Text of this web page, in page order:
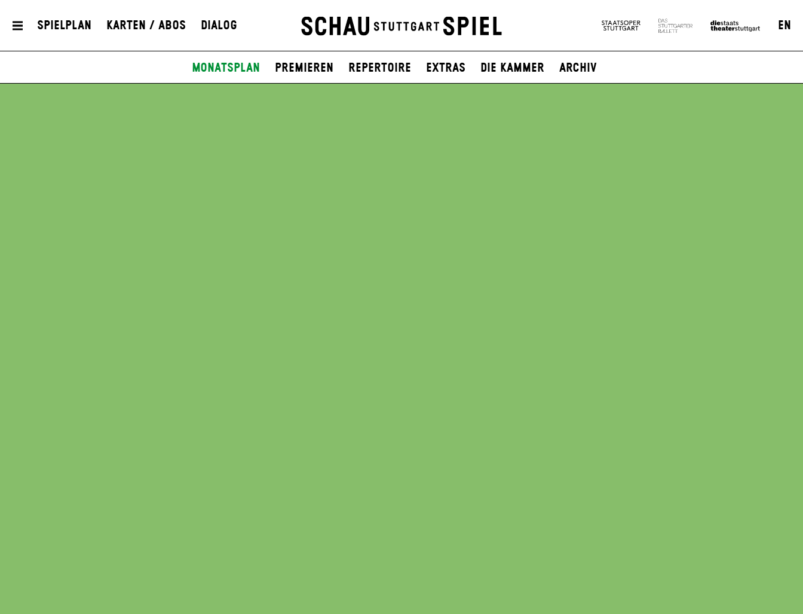
Spielplan Karten / Abos Dialog EN
Monatsplan Premieren Repertoire Extras Die Kammer Archiv